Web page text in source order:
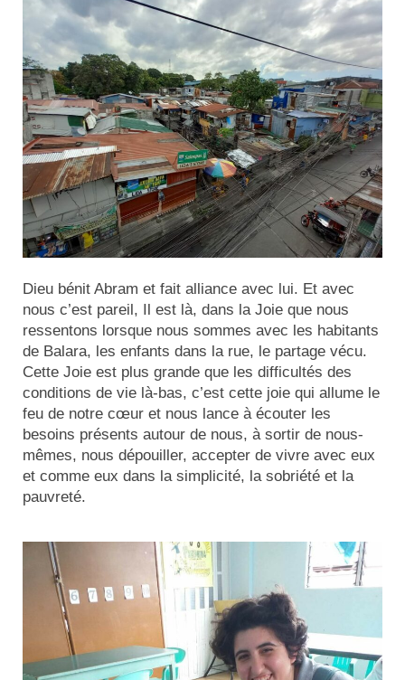
Dieu bénit Abram et fait alliance avec lui. Et avec
nous c’est pareil, Il est là, dans la Joie que nous
ressentons lorsque nous sommes avec les habitants
de Balara, les enfants dans la rue, le partage vécu.
Cette Joie est plus grande que les difficultés des
conditions de vie là-bas, c’est cette joie qui allume le
feu de notre cœur et nous lance à écouter les
besoins présents autour de nous, à sortir de nous-
mêmes, nous dépouiller, accepter de vivre avec eux
et comme eux dans la simplicité, la sobriété et la
pauvreté.